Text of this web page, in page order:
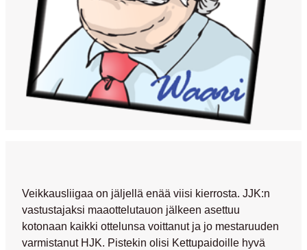
Veikkausliigaa on jäljellä enää viisi kierrosta. JJK:n
vastustajaksi maaottelutauon jälkeen asettuu
kotonaan kaikki ottelunsa voittanut ja jo mestaruuden
varmistanut HJK. Pistekin olisi Kettupaidoille hyvä